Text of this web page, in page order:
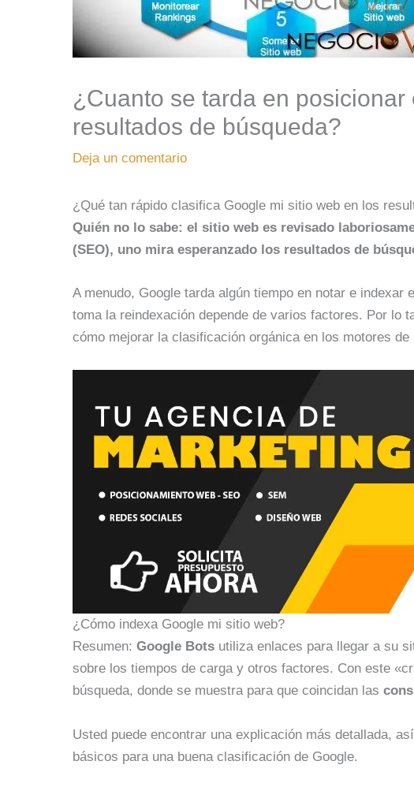
¿Cuanto se tarda en
resultados de búsqueda?
Deja un comentario
¿Qué tan rápido clasifica Google mi sitio web en los
Quién no lo sabe: el sitio web es revisado
(SEO), uno mira esperanzado los resultados de
A menudo, Google tarda algún tiempo en notar e
toma la reindexación depende de varios factores. Por lo
cómo mejorar la clasificación orgánica en los motores
¿Cómo indexa Google mi sitio web?
Resumen: Google Bots utiliza enlaces para llegar a su
sobre los tiempos de carga y otros factores. Con este
búsqueda, donde se muestra para que coincidan las
Usted puede encontrar una explicación más detallada,
básicos para una buena clasificación de Google.